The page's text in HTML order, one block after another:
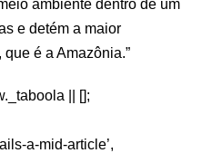
ambiente dentro de um
e detém a maior
é a Amazônia.”
|| [];
a-mid-article’,